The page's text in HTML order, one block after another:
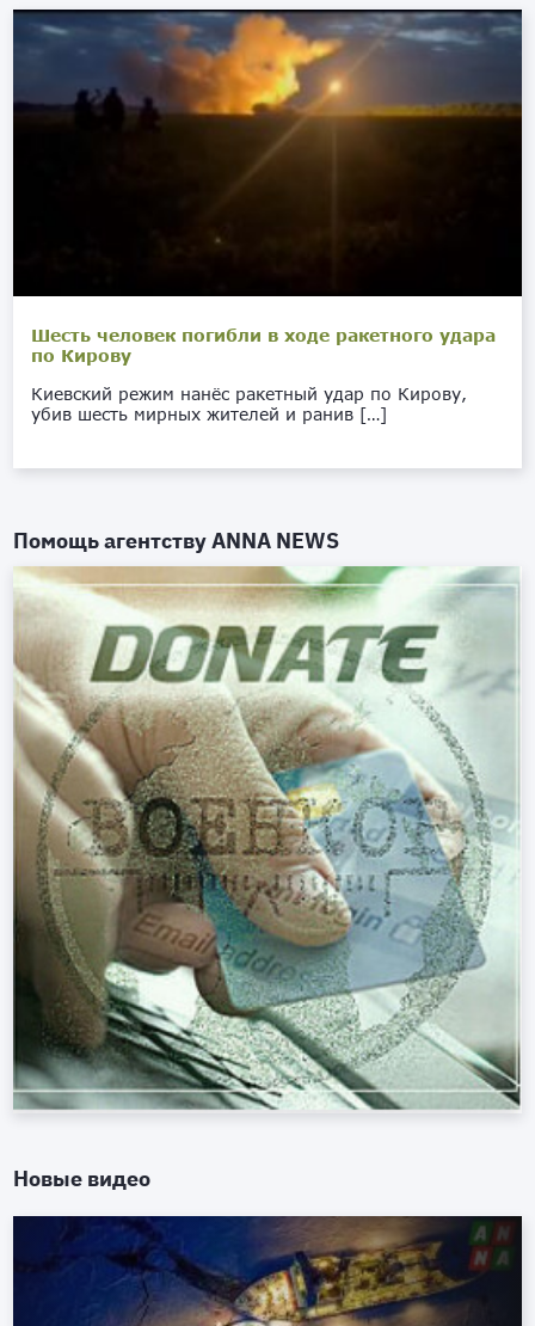
Шесть человек погибли в ходе ракетного удара
по Кирову
Киевский режим нанёс ракетный удар по Кирову,
убив шесть мирных жителей и ранив […]
Помощь агентствуANNA NEWS
Новые видео